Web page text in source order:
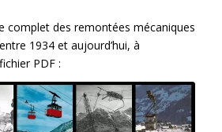
complet des remontées mécaniques
1934 et aujourd’hui, à
PDF :